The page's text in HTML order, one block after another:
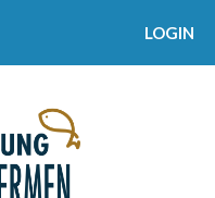
LOGIN